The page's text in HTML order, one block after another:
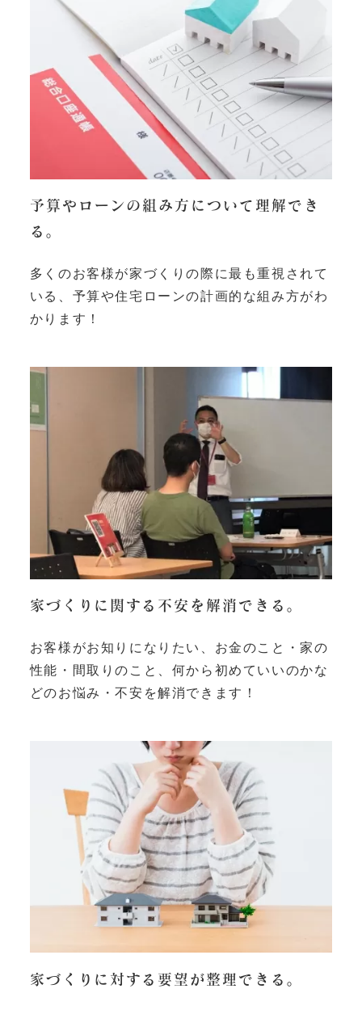
予算やローンの組み方について理解でき
る。
多くのお客様が家づくりの際に最も重視されて
いる、予算や住宅ローンの計画的な組み方がわ
かります！
家づくりに関する不安を解消できる。
お客様がお知りになりたい、お金のこと・家の
性能・間取りのこと、何から初めていいのかな
どのお悩み・不安を解消できます！
家づくりに対する要望が整理できる。